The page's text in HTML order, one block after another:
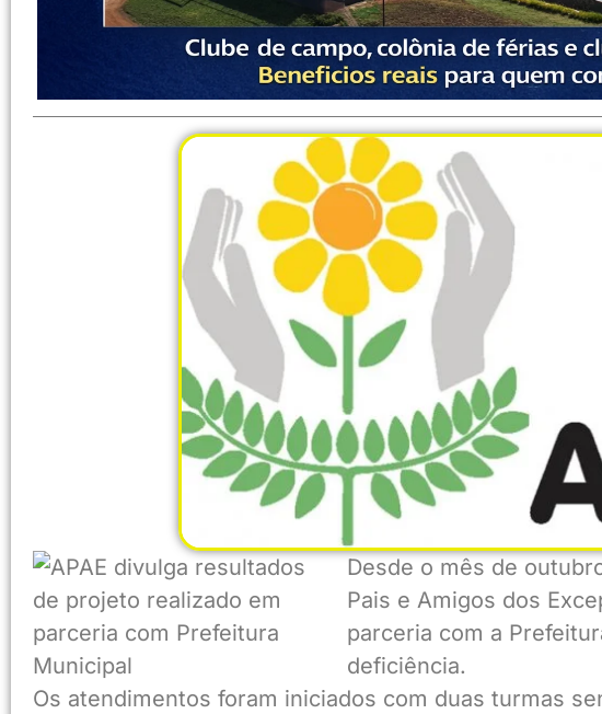
Desde o mês de
Pais e Amigos dos
parceria com a
deficiência.
Os atendimentos foram iniciados com duas turmas